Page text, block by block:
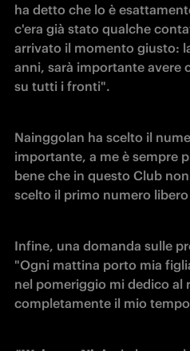
ha detto che lo è
c'era già stato qualche
arrivato il momento giusto:
anni, sarà importante avere
su tutti i fronti".
Nainggolan ha scelto il
importante, a me è sempre
bene che in questo Club
scelto il primo numero
Infine, una domanda sulle
"Ogni mattina porto mia
nel pomeriggio mi dedico al
completamente il mio